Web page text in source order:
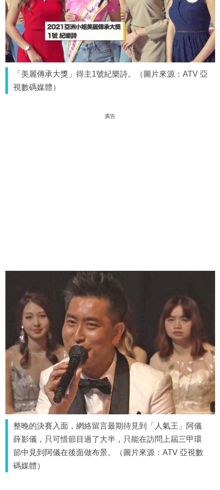
「美麗傳承大獎」得主1號紀樂詩。（圖片來源：ATV 亞
視數碼媒體）
廣告
整晚的決賽入面，網絡留言最期待見到「人氣王」阿儀
薛影儀，只可惜節目過了大半，只能在訪問上屆三甲環
節中見到阿儀在後面做布景。（圖片來源：ATV 亞視數
碼媒體）